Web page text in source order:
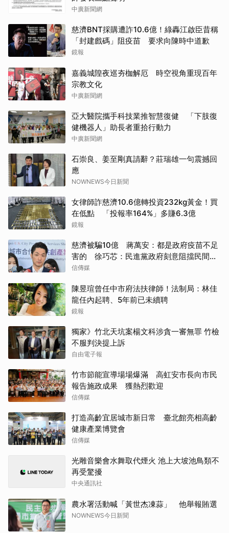
中廣新聞網
慈濟BNT採購遭詐10.6億！綠轟江啟臣昔稱
「封建戲碼」阻疫苗 要求向陳時中道歉
鏡報
嘉義城隍夜巡夯枷解厄 時空視角重現百年
宗教文化
中廣新聞網
亞大醫院攜手科技業推智慧復健 「下肢復
健機器人」助長者重拾行動力
中廣新聞網
石崇良、姜至剛真請辭？莊瑞雄一句震撼回
應
NOWNEWS今日新聞
女律師詐慈濟10.6億轉投資232kg黃金！買
在低點 「投報率164%」多賺6.3億
鏡報
慈濟被騙10億 蔣萬安：都是政府疫苗不足
害的 徐巧芯：民進黨政府刻意阻擋民間採
購
信傳媒
陳昱瑄曾任中市府法扶律師！法制局：林佳
龍任內起聘、5年前已未續聘
鏡報
獨家》竹北天坑案楊文科涉貪一審無罪 竹檢
不服判決提上訴
自由電子報
竹市節能宣導場場爆滿 高虹安市長向市民
報告施政成果 獲熱烈歡迎
信傳媒
打造高齡宜居城市新日常 臺北館亮相高齡
健康產業博覽會
信傳媒
光雕音樂會水舞取代煙火 池上大坡池鳥類不
再受驚擾
中央通訊社
農水署活動喊「黃世杰凍蒜」 他舉報賄選
NOWNEWS今日新聞